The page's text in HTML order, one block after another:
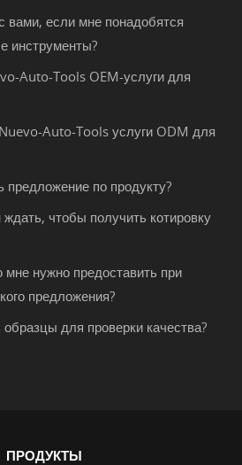
вами, если мне понадобятся
инструменты?
Auto-Tools OEM-услуги для
Auto-Tools услуги ODM для
предложение по продукту?
чтобы получить котировку
нужно предоставить при
предложения?
для проверки качества?
ПРОДУКТЫ